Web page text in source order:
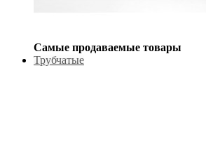
Самые продаваемые товары
Трубчатые